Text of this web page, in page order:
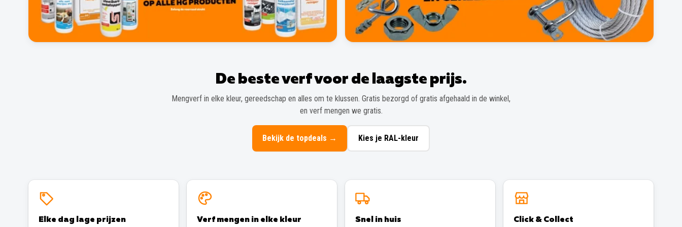
De beste verf voor de laagste prijs.
Mengverf in elke kleur, gereedschap en alles om te klussen. Gratis bezorgd of gratis afgehaald in de winkel,
en verf mengen we gratis.
Bekijk de topdeals → Kies je RAL-kleur
Elke dag lage prijzen Verf mengen in elke kleur Snel in huis Click & Collect